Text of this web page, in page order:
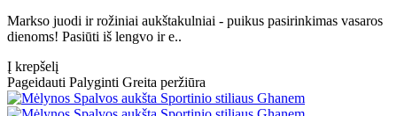
Markso juodi ir rožiniai aukštakulniai - puikus pasirinkimas vasaros
dienoms! Pasiūti iš lengvo ir e..
Į krepšelį
Pageidauti Palyginti Greita peržiūra